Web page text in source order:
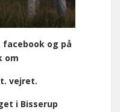
facebook og på
om
vejret.
i Bisserup